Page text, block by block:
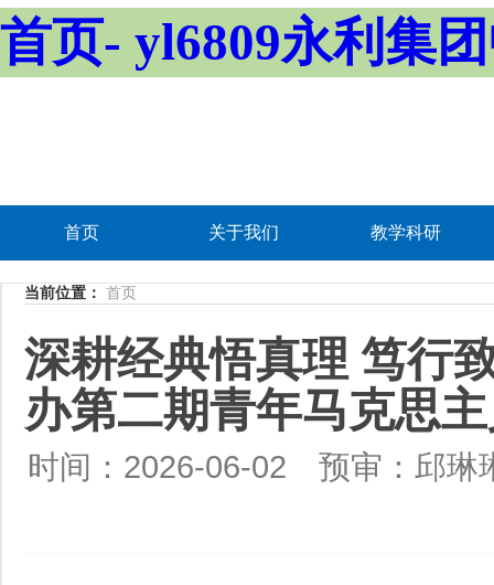
首页- yl6809永利集
首页 关于我们 教学科研
当前位置： 首页
深耕经典悟真理 笃行
办第二期青年马克思
时间：2026-06-02 预审：邱琳